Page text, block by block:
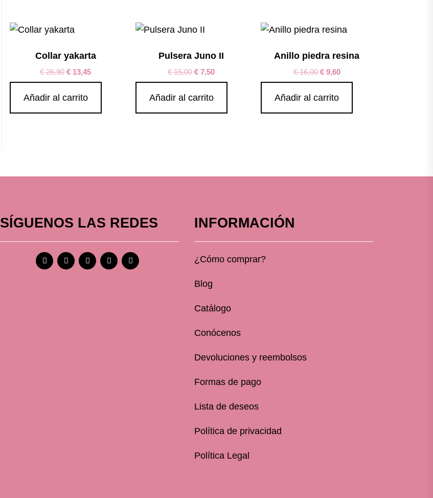
Collar yakarta
€26,90 € 13,45
Añadir al carrito
Pulsera Juno II
€15,00 €7,50
Añadir al carrito
Anillo piedra resina
€16,00 €9,60
Añadir al carrito
SÍGUENOS LAS REDES INFORMACIÓN
¿Cómo comprar?
Blog
Catálogo
Conócenos
Devoluciones y reembolsos
Formas de pago
Lista de deseos
Política de privacidad
Política Legal